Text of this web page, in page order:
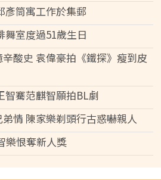
彥筒寓工作於集郵
舞室度過51歲生日
酸史 袁偉豪拍《鐵探》瘦到皮
智騫范麒智願拍BL劇
情 陳家樂剃頭行古惑嚇親人
樂恨奪新人獎